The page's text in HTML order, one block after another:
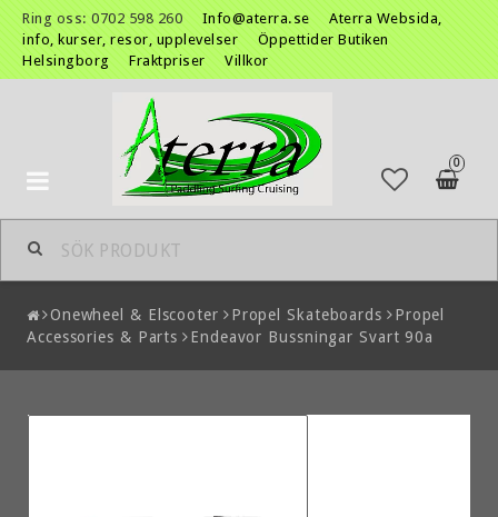
Ring oss: 0702 598 260 Info@aterra.se
Aterra Websida,
info, kurser, resor, upplevelser
Öppettider Butiken
Helsingborg
Fraktpriser Villkor
0
Toggle
navigation
Onewheel & Elscooter Propel Skateboards
Propel
Accessories & Parts
Endeavor Bussningar Svart 90a